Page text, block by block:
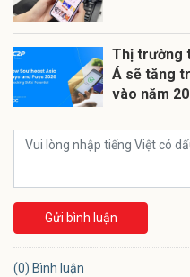
Thị trường
Á sẽ tăng
vào năm
Gửi bình luận
(0) Bình luận